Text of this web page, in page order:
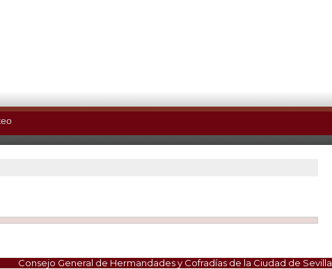
Consejo General de Hermandades y Cofradías de la Ciudad de Sevilla